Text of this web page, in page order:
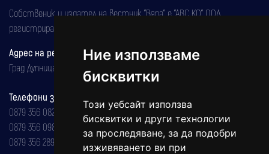
Ние използваме
бисквитки
Този уебсайт използва
бисквитки и други технологии
за проследяване, за да подобри
изживяването ви при
Собственик и издател на вестник "Вяра" е "АВС КО" ООД,
регистрирана на 08.05.2002 година.
Адрес на редакцията
Град Дупница, ул.''Христо Ботев" 43
Телефони за реклама и абонаменти
0879 356 082
0879 356 098
0879 356 289